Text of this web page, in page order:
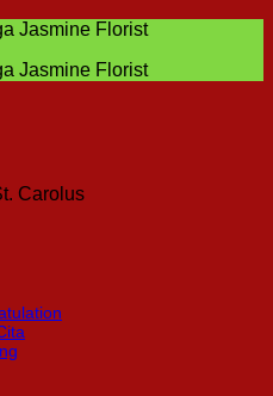
Jasmine Florist
Jasmine Florist